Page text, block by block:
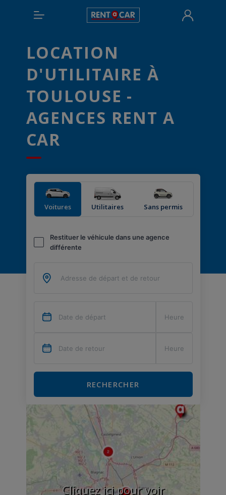
LOCATION
D'UTILITAIRE À
TOULOUSE -
AGENCES RENT A
CAR
Voitures Utilitaires Sans permis
Restituer le véhicule dans une agence
différente
RECHERCHER
Cliquez ici pour voir